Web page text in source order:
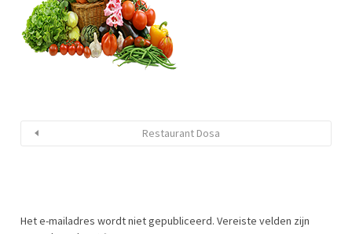
Restaurant Dosa
Het e-mailadres wordt niet gepubliceerd. Vereiste velden zijn